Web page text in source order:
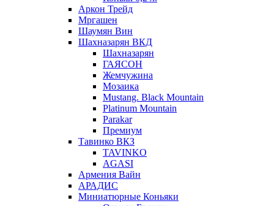
Аркон Трейд
Мргашен
Шаумян Вин
Шахназарян ВКД
Шахназарян
ГАЯСОН
Жемчужина
Мозаика
Mustang. Black Mountain
Platinum Mountain
Parakar
Премиум
Тавинко ВКЗ
TAVINKO
AGASI
Армения Вайн
АРАДИС
Миниатюрные Коньяки